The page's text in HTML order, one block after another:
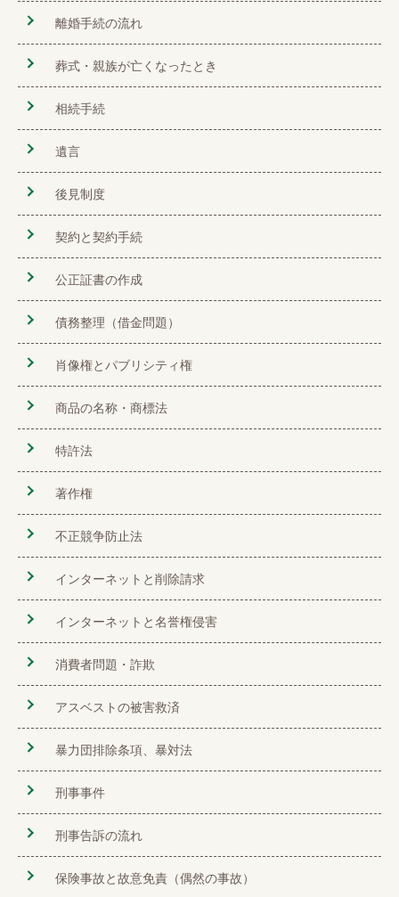
離婚手続の流れ
葬式・親族が亡くなったとき
相続手続
遺言
後見制度
契約と契約手続
公正証書の作成
債務整理（借金問題）
肖像権とパブリシティ権
商品の名称・商標法
特許法
著作権
不正競争防止法
インターネットと削除請求
インターネットと名誉権侵害
消費者問題・詐欺
アスベストの被害救済
暴力団排除条項、暴対法
刑事事件
刑事告訴の流れ
保険事故と故意免責（偶然の事故）